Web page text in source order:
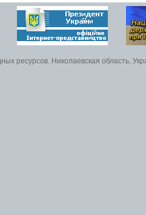
ресурсов. Николаевская область,